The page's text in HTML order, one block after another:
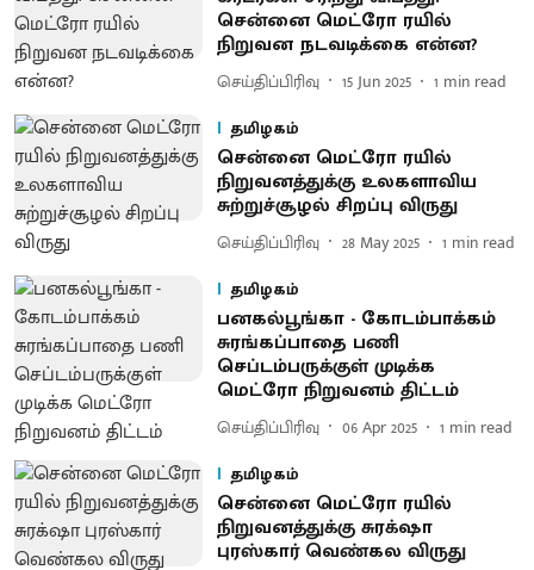
சென்னை மெட்ரோ ரயில்
நிறுவன நடவடிக்கை என்ன?
செய்திப்பிரிவு 15 Jun 2025 1 min read
தமிழகம்
சென்னை மெட்ரோ ரயில்
நிறுவனத்துக்கு உலகளாவிய
சுற்றுச்சூழல் சிறப்பு விருது
செய்திப்பிரிவு 28 May 2025 1 min read
தமிழகம்
பனகல்பூங்கா - கோடம்பாக்கம்
சுரங்கப்பாதை பணி
செப்டம்பருக்குள் முடிக்க
மெட்ரோ நிறுவனம் திட்டம்
செய்திப்பிரிவு 06 Apr 2025 1 min read
தமிழகம்
சென்னை மெட்ரோ ரயில்
நிறுவனத்துக்கு சுரக்‌ஷா
புரஸ்கார் வெண்கல விருது